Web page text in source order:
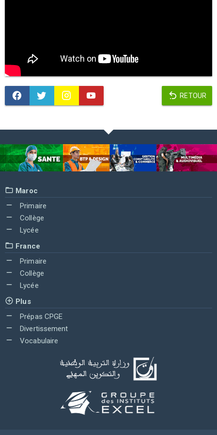
RETOUR
Maroc
Primaire
Collège
Lycée
France
Primaire
Collège
Lycée
Plus
Prépas CPGE
Divertissement
Vocabulaire